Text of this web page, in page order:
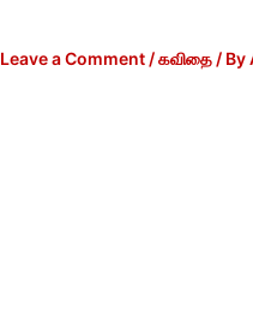
Leave a Comment /கவிதை/ By